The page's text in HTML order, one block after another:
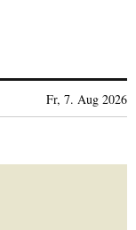
Fr, 7. Aug 2026